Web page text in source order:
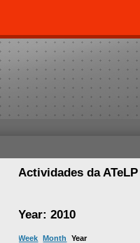
Actividades da
Year: 2010
Week Month Year